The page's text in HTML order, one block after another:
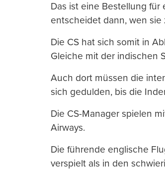
Das ist eine Bestellung für
entscheidet dann, wen sie
Die CS hat sich somit in
Gleiche mit der indischen
Auch dort müssen die
sich gedulden, bis die
Die CS-Manager spielen
Airways.
Die führende englische
verspielt als in den